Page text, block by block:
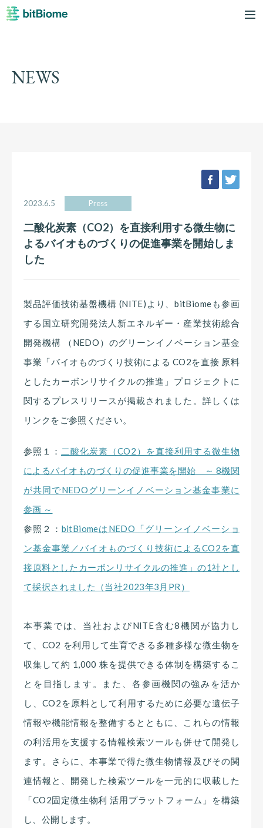
NEWS
facebook
2023.6.5 Press
二酸化炭素（CO2）を直接利用する微生物に
よるバイオものづくりの促進事業を開始しま
した
製品評価技術基盤機構 (NITE)より、bitBiomeも参画
する国立研究開発法人新エネルギー・産業技術総合
開発機構 （NEDO）のグリーンイノベーション基金
事業「バイオものづくり技術による CO2を直接 原料
としたカーボンリサイクルの推進」プロジェクトに
関するプレスリリースが掲載されました。詳しくは
リンクをご参照ください。
参照１： 二酸化炭素（CO2）を直接利用する微生物
によるバイオものづくりの促進事業を開始 ～ 8機関
が共同でNEDOグリーンイノベーション基金事業に
参画 ～
参照２： bitBiomeはNEDO「グリーンイノベーショ
ン基金事業／バイオものづくり技術によるCO2を直
接原料としたカーボンリサイクルの推進」の1社とし
て採択されました（当社2023年3月PR）
本事業では、当社およびNITE含む8機関が協力し
て、CO2 を利用して生育できる多種多様な微生物を
収集して約 1,000 株を提供できる体制を構築するこ
とを目指します。また、各参画機関の強みを活か
し、CO2を原料として利用するために必要な遺伝子
情報や機能情報を整備するとともに、これらの情報
の利活用を支援する情報検索ツールも併せて開発し
ます。さらに、本事業で得た微生物情報及びその関
連情報と、開発した検索ツールを一元的に収載した
「CO2固定微生物利 活用プラットフォーム」を構築
し、公開します。